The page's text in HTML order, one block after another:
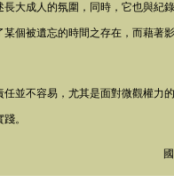
大成人的氛圍，同時，它也與
個被遺忘的時間之存在，而藉
任並不容易，尤其是面對微觀權
。